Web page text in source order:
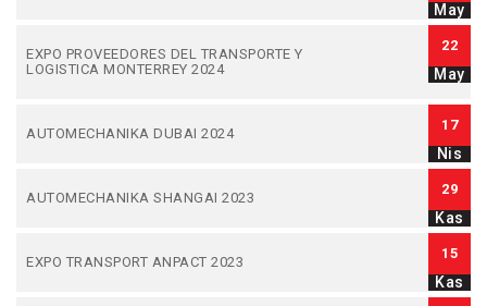
May
EXPO PROVEEDORES DEL TRANSPORTE Y
LOGISTICA MONTERREY 2024
22
May
AUTOMECHANIKA DUBAI 2024
17
Nis
AUTOMECHANIKA SHANGAI 2023
29
Kas
EXPO TRANSPORT ANPACT 2023
15
Kas